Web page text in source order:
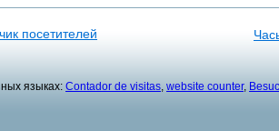
посетителей
языках: Contador de visitas website counter,